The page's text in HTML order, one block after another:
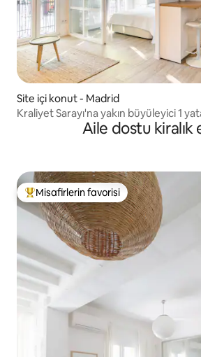
Site içi konut - Madrid
Kraliyet Sarayı'na yakın büyüleyici 1
Aile dostu kiralık
Misafirlerin favorilerinden en
Misafirlerin favorisi